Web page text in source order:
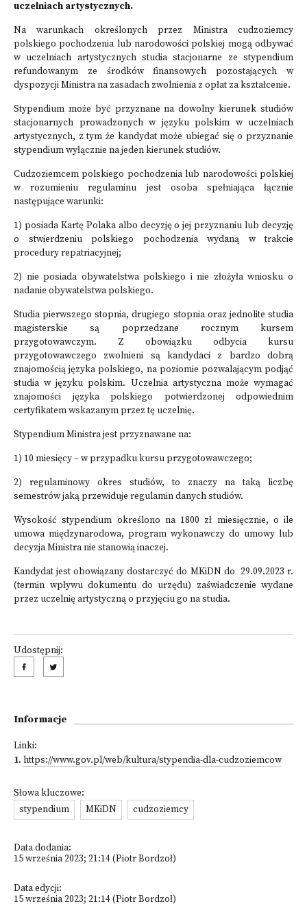
uczelniach artystycznych.
Na warunkach określonych przez Ministra cudzoziemcy
polskiego pochodzenia lub narodowości polskiej mogą odbywać
w uczelniach artystycznych studia stacjonarne ze stypendium
refundowanym ze środków finansowych pozostających w
dyspozycji Ministra na zasadach zwolnienia z opłat za kształcenie.
Stypendium może być przyznane na dowolny kierunek studiów
stacjonarnych prowadzonych w języku polskim w uczelniach
artystycznych, z tym że kandydat może ubiegać się o przyznanie
stypendium wyłącznie na jeden kierunek studiów.
Cudzoziemcem polskiego pochodzenia lub narodowości polskiej
w rozumieniu regulaminu jest osoba spełniająca łącznie
następujące warunki:
1) posiada Kartę Polaka albo decyzję o jej przyznaniu lub decyzję
o stwierdzeniu polskiego pochodzenia wydaną w trakcie
procedury repatriacyjnej;
2) nie posiada obywatelstwa polskiego i nie złożyła wniosku o
nadanie obywatelstwa polskiego.
Studia pierwszego stopnia, drugiego stopnia oraz jednolite studia
magisterskie są poprzedzane rocznym kursem
przygotowawczym. Z obowiązku odbycia kursu
przygotowawczego zwolnieni są kandydaci z bardzo dobrą
znajomością języka polskiego, na poziomie pozwalającym podjąć
studia w języku polskim. Uczelnia artystyczna może wymagać
znajomości języka polskiego potwierdzonej odpowiednim
certyfikatem wskazanym przez tę uczelnię.
Stypendium Ministra jest przyznawane na:
1) 10 miesięcy – w przypadku kursu przygotowawczego;
2) regulaminowy okres studiów, to znaczy na taką liczbę
semestrów jaką przewiduje regulamin danych studiów.
Wysokość stypendium określono na 1800 zł miesięcznie, o ile
umowa międzynarodowa, program wykonawczy do umowy lub
decyzja Ministra nie stanowią inaczej.
Kandydat jest obowiązany dostarczyć do MKiDN do 29.09.2023 r.
(termin wpływu dokumentu do urzędu) zaświadczenie wydane
przez uczelnię artystyczną o przyjęciu go na studia.
Udostępnij:
Informacje
Linki:
1. https://www.gov.pl/web/kultura/stypendia-dla-cudzoziemcow
Słowa kluczowe:
stypendium
MKiDN cudzoziemcy
Data dodania:
15 września 2023; 21:14 (Piotr Bordzoł)
Data edycji:
15 września 2023; 21:14 (Piotr Bordzoł)